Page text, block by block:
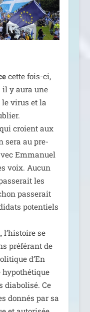
cette fois-ci,
il y aura une
virus et la
croient aux
sera au pre­
Emmanuel
voix. Aucun
les
pas­se­rait
poten­tiels
l’his­toire se
pré­fé­rant de
d’En
hypo­thé­tique
dia­bo­li­sé. Ce
don­nés par sa